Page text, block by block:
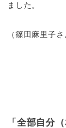
ました。
（篠田麻里子
「全部自分